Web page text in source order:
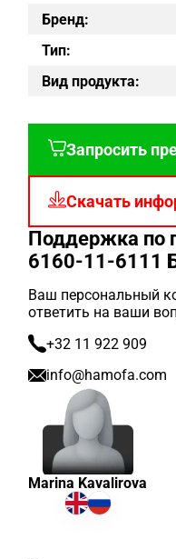
Бренд:
Тип:
Вид продукта:
Запросить
Скачать
Поддержка по
6160-11-6111
Ваш персональный
ответить на ваши
+32 11 922 909
info@hamofa.com
Marina Kavalirova